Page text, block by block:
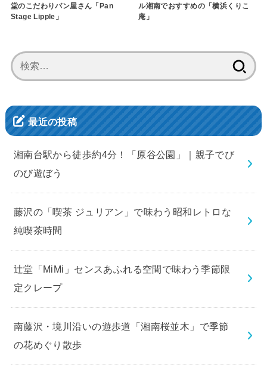
堂のこだわりパン屋さん「Pan
Stage Lipple」
ル湘南でおすすめの「横浜くりこ
庵」
索:
最近の投稿
湘南台駅から徒歩約4分！「原谷公園」｜親子でび
のび遊ぼう
藤沢の「喫茶 ジュリアン」で味わう昭和レトロな
純喫茶時間
辻堂「MiMi」センスあふれる空間で味わう季節限
定クレープ
南藤沢・境川沿いの遊歩道「湘南桜並木」で季節
の花めぐり散歩